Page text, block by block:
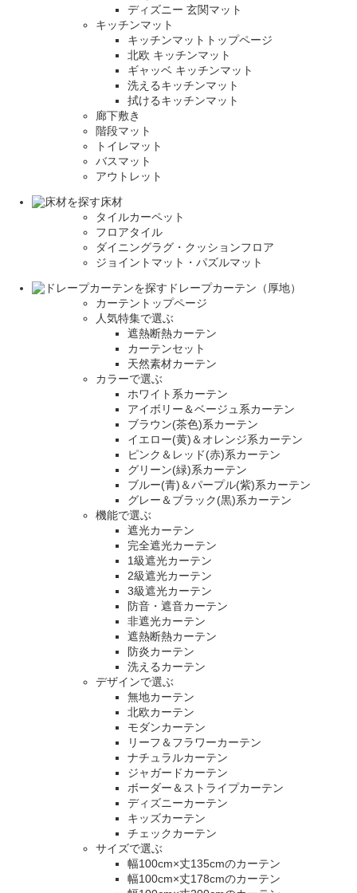
ディズニー 玄関マット
キッチンマット
キッチンマットトップページ
北欧 キッチンマット
ギャッベ キッチンマット
洗えるキッチンマット
拭けるキッチンマット
廊下敷き
階段マット
トイレマット
バスマット
アウトレット
床材
タイルカーペット
フロアタイル
ダイニングラグ・クッションフロア
ジョイントマット・パズルマット
ドレープカーテン（厚地）
カーテントップページ
人気特集で選ぶ
遮熱断熱カーテン
カーテンセット
天然素材カーテン
カラーで選ぶ
ホワイト系カーテン
アイボリー＆ベージュ系カーテン
ブラウン(茶色)系カーテン
イエロー(黄)＆オレンジ系カーテン
ピンク＆レッド(赤)系カーテン
グリーン(緑)系カーテン
ブルー(青)＆パープル(紫)系カーテン
グレー＆ブラック(黒)系カーテン
機能で選ぶ
遮光カーテン
完全遮光カーテン
1級遮光カーテン
2級遮光カーテン
3級遮光カーテン
防音・遮音カーテン
非遮光カーテン
遮熱断熱カーテン
防炎カーテン
洗えるカーテン
デザインで選ぶ
無地カーテン
北欧カーテン
モダンカーテン
リーフ＆フラワーカーテン
ナチュラルカーテン
ジャガードカーテン
ボーダー＆ストライプカーテン
ディズニーカーテン
キッズカーテン
チェックカーテン
サイズで選ぶ
幅100cm×丈135cmのカーテン
幅100cm×丈178cmのカーテン